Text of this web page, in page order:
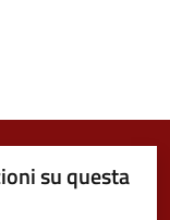
su questa